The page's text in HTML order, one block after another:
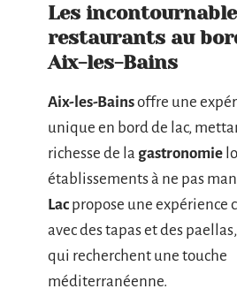
Les
restaurants au
Aix-les-Bains
Aix-les-Bainsoffre une
unique en bord de lac,
richesse de la gastronomie
établissements à ne pas
Lac propose une expérience
avec des tapas et des
qui recherchent une touche
méditerranéenne.